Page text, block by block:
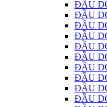
ĐẦU
ĐẦU
ĐẦU
ĐẦU
ĐẦU
ĐẦU
ĐẦU
ĐẦU
ĐẦU
ĐẦU